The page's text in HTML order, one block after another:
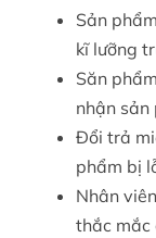
Sản
kĩ lưỡng
Săn
nhận sản
Đổi trả
phẩm bị
Nhân
thắc mắc